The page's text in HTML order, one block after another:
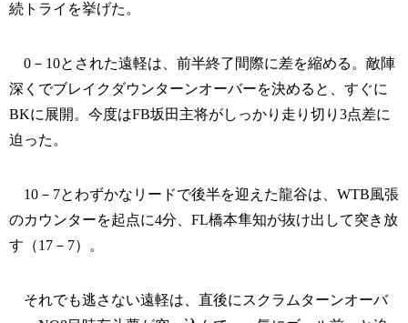
続トライを挙げた。
0－10とされた遠軽は、前半終了間際に差を縮める。敵陣
深くでブレイクダウンターンオーバーを決めると、すぐに
BKに展開。今度はFB坂田主将がしっかり走り切り3点差に
迫った。
10－7とわずかなリードで後半を迎えた龍谷は、WTB風張
のカウンターを起点に4分、FL橋本隼知が抜け出して突き放
す（17－7）。
それでも逃さない遠軽は、直後にスクラムターンオーバ